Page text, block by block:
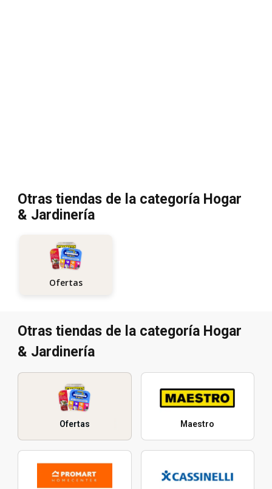
Otras tiendas de la categoría Hogar
& Jardinería
Ofertas
Otras tiendas de la categoría Hogar
& Jardinería
Ofertas Maestro